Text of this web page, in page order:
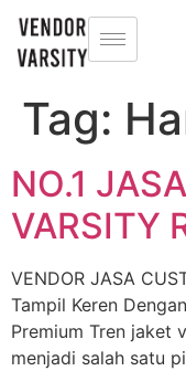
Tag:
NO.1
VARSITY
VENDOR JASA
Tampil Keren
Premium Tren jaket
menjadi salah satu